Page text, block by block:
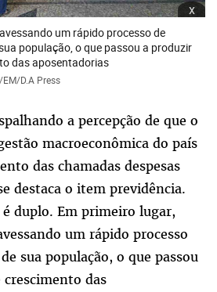
x
um rápido processo de
população, o que passou a produzir
das aposentadorias
D.A Press
a percepção de que o
macroeconômica do país
das chamadas despesas
destaca o item previdência.
duplo. Em primeiro lugar,
um rápido processo
sua população, o que passou
das